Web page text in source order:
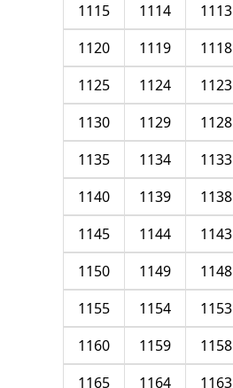
1113
1114
1115
1118
1119
1120
1123
1124
1125
1128
1129
1130
1133
1134
1135
1138
1139
1140
1143
1144
1145
1148
1149
1150
1153
1154
1155
1158
1159
1160
1163
1164
1165